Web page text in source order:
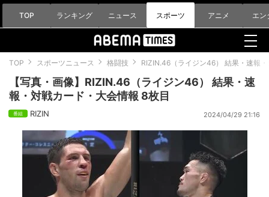
TOP ランキング ニュース スポーツ アニメ エン
TOP スポーツニュース 格闘技 RIZIN.46（ライジン46） 結果・速報
【写真・画像】RIZIN.46（ライジン46） 結果・速
報・対戦カード・大会情報 8枚目
RIZIN 2024/04/29 21:16